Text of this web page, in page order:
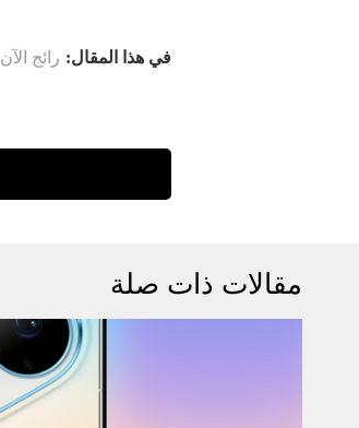
في هذا المقال: رائج الآن
مقالات ذات صلة